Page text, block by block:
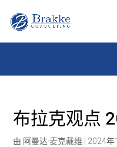
布拉克观点
由 阿曼达·麦克戴维 2024年